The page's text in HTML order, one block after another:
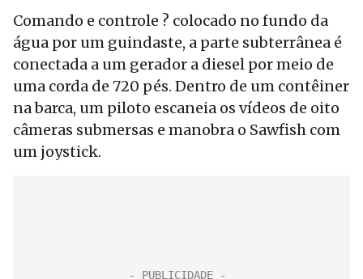
Comando e controle ? colocado no fundo da
água por um guindaste, a parte subterrânea é
conectada a um gerador a diesel por meio de
uma corda de 720 pés. Dentro de um contêiner
na barca, um piloto escaneia os vídeos de oito
câmeras submersas e manobra o Sawfish com
um joystick.